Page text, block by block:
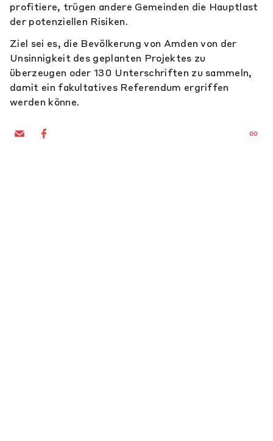
profitiere, trügen andere Gemeinden die Hauptlast
der potenziellen Risiken.
Ziel sei es, die Bevölkerung von Amden von der
Unsinnigkeit des geplanten Projektes zu
überzeugen oder 130 Unterschriften zu sammeln,
damit ein fakultatives Referendum ergriffen
werden könne.